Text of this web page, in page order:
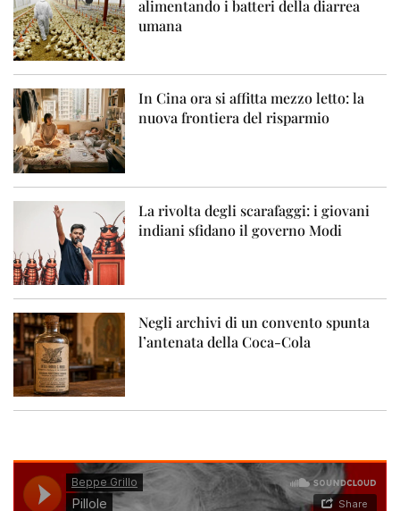
alimentando i batteri della diarrea
umana
In Cina ora si affitta mezzo letto: la
nuova frontiera del risparmio
La rivolta degli scarafaggi: i giovani
indiani sfidano il governo Modi
Negli archivi di un convento spunta
l’antenata della Coca-Cola